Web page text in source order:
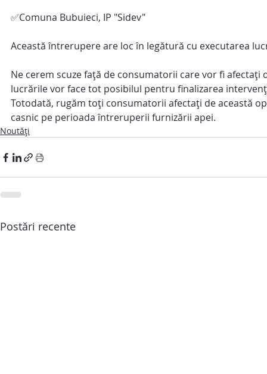
✅Comuna Bubuieci, IP "Sidev"
Această întrerupere are loc în legătură cu executarea
Ne cerem scuze faţă de consumatorii care vor fi
lucrările vor face tot posibilul pentru finalizarea
Totodată, rugăm toţi consumatorii afectaţi de această
casnic pe perioada întreruperii furnizării apei.
Noutăți
Postări recente